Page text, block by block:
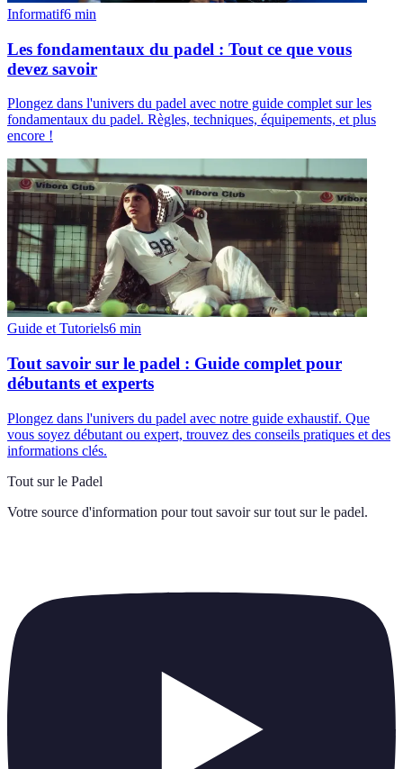
Informatif6 min
Les fondamentaux du padel : Tout ce que vous
devez savoir
Plongez dans l'univers du padel avec notre guide complet sur les
fondamentaux du padel. Règles, techniques, équipements, et plus
encore !
Guide et Tutoriels6 min
Tout savoir sur le padel : Guide complet pour
débutants et experts
Plongez dans l'univers du padel avec notre guide exhaustif. Que
vous soyez débutant ou expert, trouvez des conseils pratiques et des
informations clés.
Tout sur le Padel
Votre source d'information pour tout savoir sur tout sur le padel.